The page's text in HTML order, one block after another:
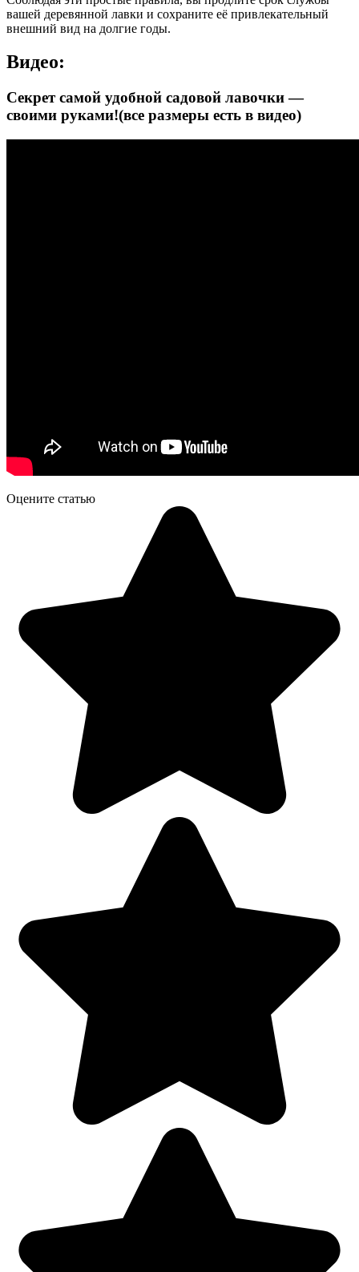
вашей деревянной лавки и сохраните её привлекательный
внешний вид на долгие годы.
Видео:
Секрет самой удобной садовой лавочки —
своими руками!(все размеры есть в видео)
Оцените статью